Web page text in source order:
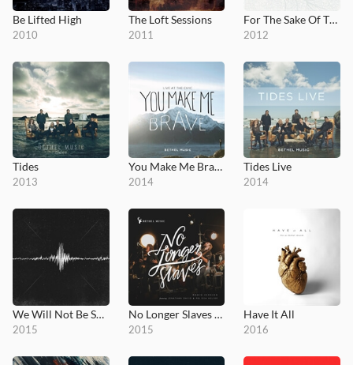
Be Lifted High
2010
The Loft Sessions
2011
For The Sake Of The World
2012
Tides
2013
You Make Me Brave
2014
Tides Live
2014
We Will Not Be Shaken
2015
No Longer Slaves (Radio Version)
2015
Have It All
2016